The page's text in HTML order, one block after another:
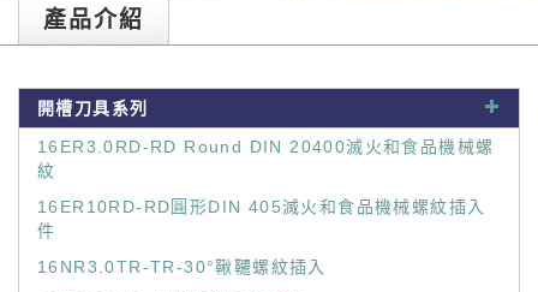
產品介紹
開槽刀具系列
16ER3.0RD-RD Round DIN 20400滅火和食品機械螺
紋
16ER10RD-RD圓形DIN 405滅火和食品機械螺紋插入
件
16NR3.0TR-TR-30°鞦韆螺紋插入